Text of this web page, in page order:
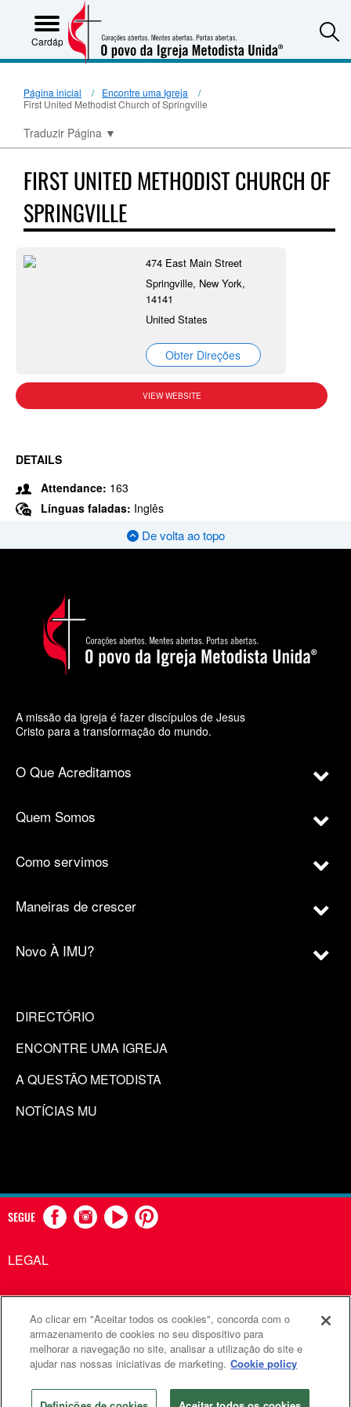
Cardápio
Página inicial
Encontre uma Igreja
First United Methodist Church of Springville
Traduzir Página ▼
FIRST UNITED METHODIST CHURCH OF
SPRINGVILLE
474 East Main Street
Springville, New York,
14141
United States
Obter Direções
VIEW WEBSITE
DETAILS
Attendance: 163
Línguas faladas: Inglês
De volta ao topo
A missão da igreja é fazer discípulos de Jesus
Cristo para a transformação do mundo.
O Que Acreditamos
Quem Somos
Como servimos
Maneiras de crescer
Novo À IMU?
DIRECTÓRIO
ENCONTRE UMA IGREJA
A QUESTÃO METODISTA
NOTÍCIAS MU
SEGUE
LEGAL
Comunicações Metodistas Unidas é uma agência da Igreja
Metodista Unida
©2026 Comunicações Metodistas Unidas. Todos os direitos
reservados
Ao clicar em "Aceitar todos os cookies", concorda com o
armazenamento de cookies no seu dispositivo para
melhorar a navegação no site, analisar a utilização do site e
ajudar nas nossas iniciativas de marketing. Cookie policy